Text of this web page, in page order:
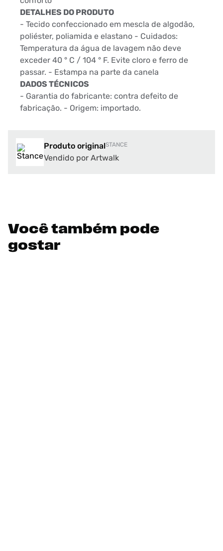
DETALHES DO PRODUTO
- Tecido confeccionado em mescla de algodão,
poliéster, poliamida e elastano - Cuidados:
Temperatura da água de lavagem não deve
exceder 40 ° C / 104 ° F. Evite cloro e ferro de
passar. - Estampa na parte da canela
DADOS TÉCNICOS
- Garantia do fabricante: contra defeito de
fabricação. - Origem: importado.
Produto originalSTANCE
Vendido por Artwalk
Você também pode
gostar